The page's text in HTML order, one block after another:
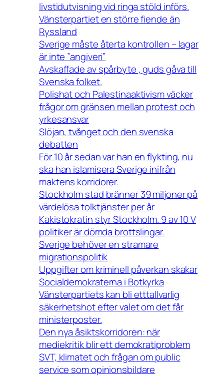
livstidutvisning vid ringa stöld införs.
Vänsterpartiet en större fiende än
Ryssland
Sverige måste återta kontrollen – lagar
är inte ”angiveri”
Avskaffade av spårbyte , guds gåva till
Svenska folket.
Polishat och Palestinaaktivism väcker
frågor om gränsen mellan protest och
yrkesansvar
Slöjan, tvånget och den svenska
debatten
För 10 år sedan var han en flykting, nu
ska han islamisera Sverige inifrån
maktens korridorer.
Stockholm stad bränner 39 miljoner på
värdelösa tolktjänster per år
Kakistokratin styr Stockholm. 9 av 10 V
politiker är dömda brottslingar.
Sverige behöver en stramare
migrationspolitik
Uppgifter om kriminell påverkan skakar
Socialdemokraterna i Botkyrka
Vänsterpartiets kan bli etttallvarlig
säkerhetshot efter valet om det får
ministerposter.
Den nya åsiktskorridoren: när
mediekritik blir ett demokratiproblem
SVT, klimatet och frågan om public
service som opinionsbildare